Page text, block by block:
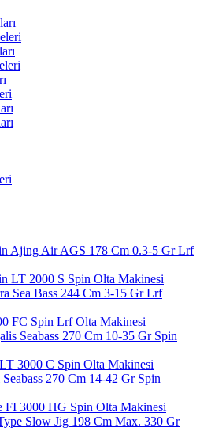
Ajing Air AGS 178 Cm 0.3-5 Gr Lrf
LT 2000 S Spin Olta Makinesi
Sea Bass 244 Cm 3-15 Gr Lrf
FC Spin Lrf Olta Makinesi
Seabass 270 Cm 10-35 Gr Spin
3000 C Spin Olta Makinesi
270 Cm 14-42 Gr Spin
FI 3000 HG Spin Olta Makinesi
Slow Jig 198 Cm Max. 330 Gr